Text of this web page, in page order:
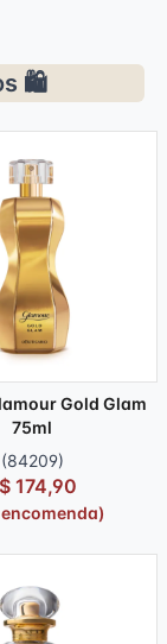
🛍️
Gold Glam
75ml
(84209)
174,90